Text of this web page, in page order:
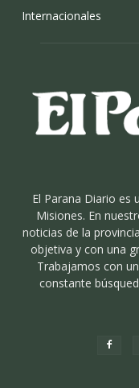
Internacionales
El Parana Diario es
Misiones. En
noticias de la
objetiva y con una
Trabajamos con
constante